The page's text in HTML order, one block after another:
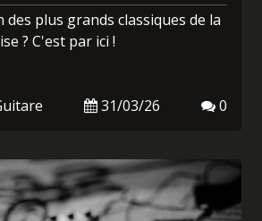
plus grands classiques de la
? C'est par ici !
31/03/26 0